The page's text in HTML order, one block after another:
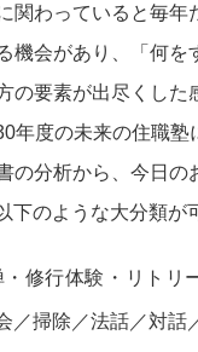
関わっていると毎年
機会があり、「何を
の要素が出尽くした
年度の未来の住職塾
の分析から、今日の
下のような大分類が
修行体験・リトリ
／掃除／法話／対話